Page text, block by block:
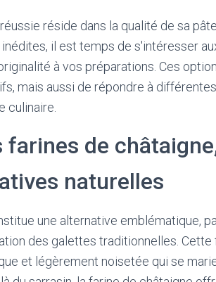
réside dans la qualité de sa
il est temps de s'intéresser
à vos préparations. Ces
mais aussi de répondre à
culinaire.
farines de
naturelles
une alternative emblématique,
des galettes traditionnelles.
et légèrement noisetée qui se